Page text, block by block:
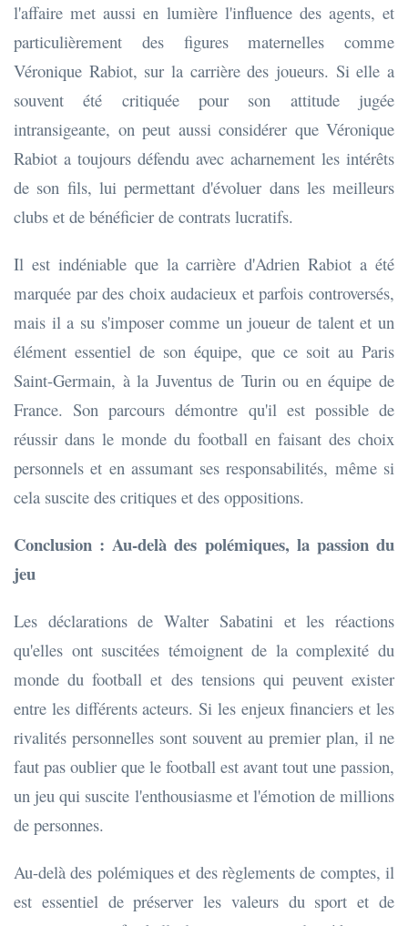
l'affaire met aussi en lumière l'influence des agents, et
particulièrement des figures maternelles comme
Véronique Rabiot, sur la carrière des joueurs. Si elle a
souvent été critiquée pour son attitude jugée
intransigeante, on peut aussi considérer que Véronique
Rabiot a toujours défendu avec acharnement les intérêts
de son fils, lui permettant d'évoluer dans les meilleurs
clubs et de bénéficier de contrats lucratifs.
Il est indéniable que la carrière d'Adrien Rabiot a été
marquée par des choix audacieux et parfois controversés,
mais il a su s'imposer comme un joueur de talent et un
élément essentiel de son équipe, que ce soit au Paris
Saint-Germain, à la Juventus de Turin ou en équipe de
France. Son parcours démontre qu'il est possible de
réussir dans le monde du football en faisant des choix
personnels et en assumant ses responsabilités, même si
cela suscite des critiques et des oppositions.
Conclusion : Au-delà des polémiques, la passion du
jeu
Les déclarations de Walter Sabatini et les réactions
qu'elles ont suscitées témoignent de la complexité du
monde du football et des tensions qui peuvent exister
entre les différents acteurs. Si les enjeux financiers et les
rivalités personnelles sont souvent au premier plan, il ne
faut pas oublier que le football est avant tout une passion,
un jeu qui suscite l'enthousiasme et l'émotion de millions
de personnes.
Au-delà des polémiques et des règlements de comptes, il
est essentiel de préserver les valeurs du sport et de